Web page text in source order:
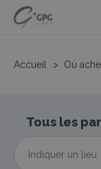
Accueil > Où
Tous les